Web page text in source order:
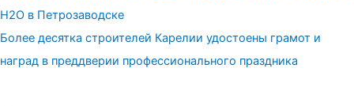
H2О в Петрозаводске
Более десятка строителей Карелии удостоены грамот и
наград в преддверии профессионального праздника